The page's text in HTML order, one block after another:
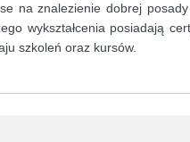
na znalezienie dobrej
wykształcenia posiadają
szkoleń oraz kursów.